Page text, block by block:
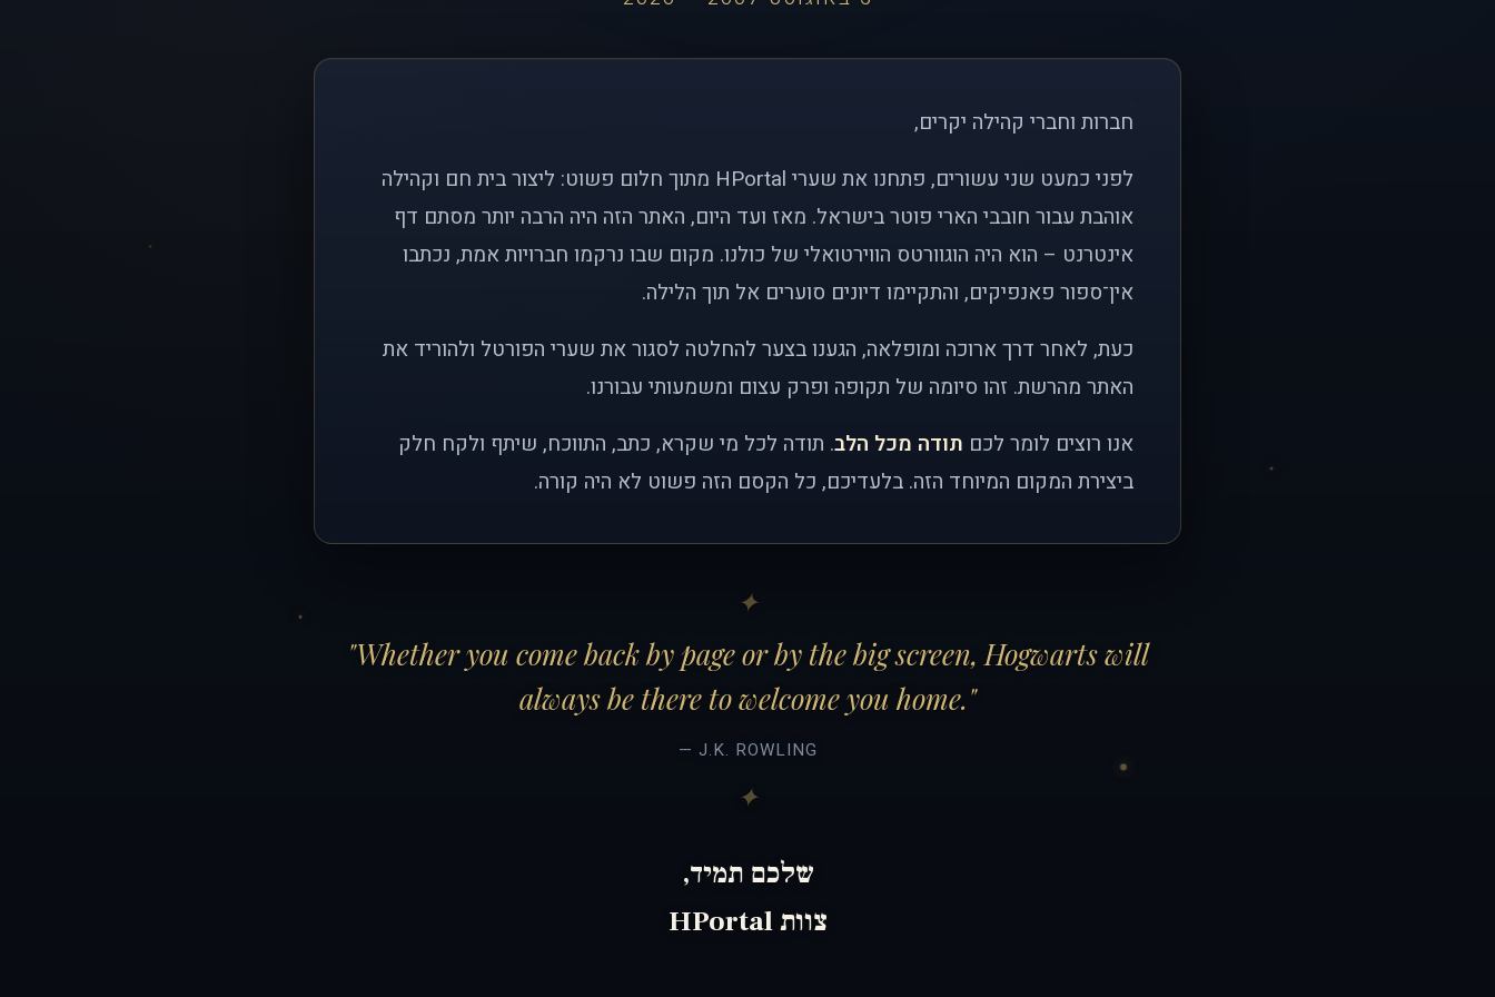
חברות וחברי קהילה יקרים,
לפני כמעט שני עשורים, פתחנו את שערי HPortal מתוך חלום פשוט: ליצור בית חם וקהילה
אוהבת עבור חובבי הארי פוטר בישראל. מאז ועד היום, האתר הזה היה הרבה יותר מסתם דף
אינטרנט – הוא היה הוגוורטס הווירטואלי של כולנו. מקום שבו נרקמו חברויות אמת, נכתבו
אין־ספור פאנפיקים, והתקיימו דיונים סוערים אל תוך הלילה.
כעת, לאחר דרך ארוכה ומופלאה, הגענו בצער להחלטה לסגור את שערי הפורטל ולהוריד את
האתר מהרשת. זהו סיומה של תקופה ופרק עצום ומשמעותי עבורנו.
אנו רוצים לומר לכם תודה מכל הלב. תודה לכל מי שקרא, כתב, התווכח, שיתף ולקח חלק
ביצירת המקום המיוחד הזה. בלעדיכם, כל הקסם הזה פשוט לא היה קורה.
"Whether you come back by page or by the big screen, Hogwarts will
always be there to welcome you home."
— J.K. ROWLING
שלכם תמיד,
צוות HPortal